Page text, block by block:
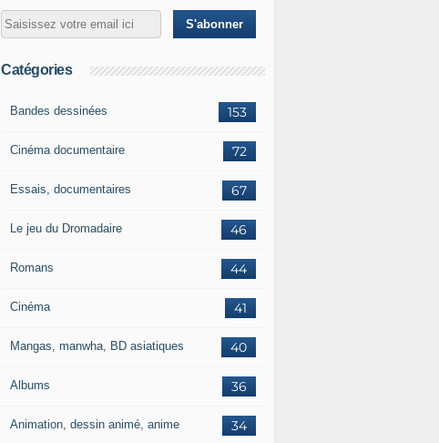
Catégories
153
Bandes dessinées
72
Cinéma documentaire
67
Essais, documentaires
46
Le jeu du Dromadaire
44
Romans
41
Cinéma
40
Mangas, manwha, BD asiatiques
36
Albums
34
Animation, dessin animé, anime